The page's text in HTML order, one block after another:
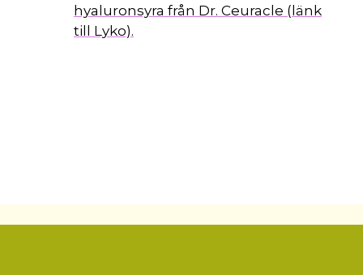
hyaluronsyra från Dr. Ceuracle (länk
till Lyko).